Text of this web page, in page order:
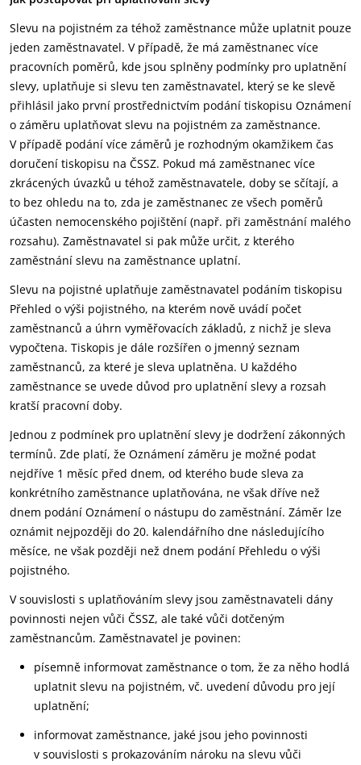
Slevu na pojistném za téhož zaměstnance může uplatnit pouze
jeden zaměstnavatel. V případě, že má zaměstnanec více
pracovních poměrů, kde jsou splněny podmínky pro uplatnění
slevy, uplatňuje si slevu ten zaměstnavatel, který se ke slevě
přihlásil jako první prostřednictvím podání tiskopisu Oznámení
o záměru uplatňovat slevu na pojistném za zaměstnance.
V případě podání více záměrů je rozhodným okamžikem čas
doručení tiskopisu na ČSSZ. Pokud má zaměstnanec více
zkrácených úvazků u téhož zaměstnavatele, doby se sčítají, a
to bez ohledu na to, zda je zaměstnanec ze všech poměrů
účasten nemocenského pojištění (např. při zaměstnání malého
rozsahu). Zaměstnavatel si pak může určit, z kterého
zaměstnání slevu na zaměstnance uplatní.
Slevu na pojistné uplatňuje zaměstnavatel podáním tiskopisu
Přehled o výši pojistného, na kterém nově uvádí počet
zaměstnanců a úhrn vyměřovacích základů, z nichž je sleva
vypočtena. Tiskopis je dále rozšířen o jmenný seznam
zaměstnanců, za které je sleva uplatněna. U každého
zaměstnance se uvede důvod pro uplatnění slevy a rozsah
kratší pracovní doby.
Jednou z podmínek pro uplatnění slevy je dodržení zákonných
termínů. Zde platí, že Oznámení záměru je možné podat
nejdříve 1 měsíc před dnem, od kterého bude sleva za
konkrétního zaměstnance uplatňována, ne však dříve než
dnem podání Oznámení o nástupu do zaměstnání. Záměr lze
oznámit nejpozději do 20. kalendářního dne následujícího
měsíce, ne však později než dnem podání Přehledu o výši
pojistného.
V souvislosti s uplatňováním slevy jsou zaměstnavateli dány
povinnosti nejen vůči ČSSZ, ale také vůči dotčeným
zaměstnancům. Zaměstnavatel je povinen:
písemně informovat zaměstnance o tom, že za něho hodlá
uplatnit slevu na pojistném, vč. uvedení důvodu pro její
uplatnění;
informovat zaměstnance, jaké jsou jeho povinnosti
v souvislosti s prokazováním nároku na slevu vůči